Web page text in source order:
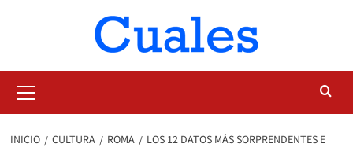
primario
INICIO CULTURA ROMA
LOS 12 DATOS MÁS SORPRENDENTES E